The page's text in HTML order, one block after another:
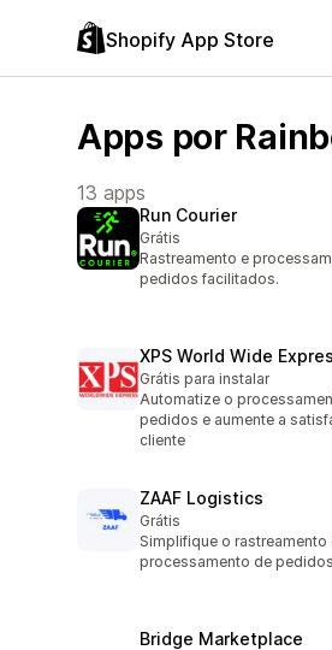
Shopify App Store
Apps por
13 apps
Run Courier
Grátis
Rastreamento e
pedidos facilitados.
XPS World Wide
Grátis para instalar
Automatize o
pedidos e aumente a
cliente
ZAAF Logistics
Grátis
Simplifique o rastreamento
processamento de
Bridge Marketplace